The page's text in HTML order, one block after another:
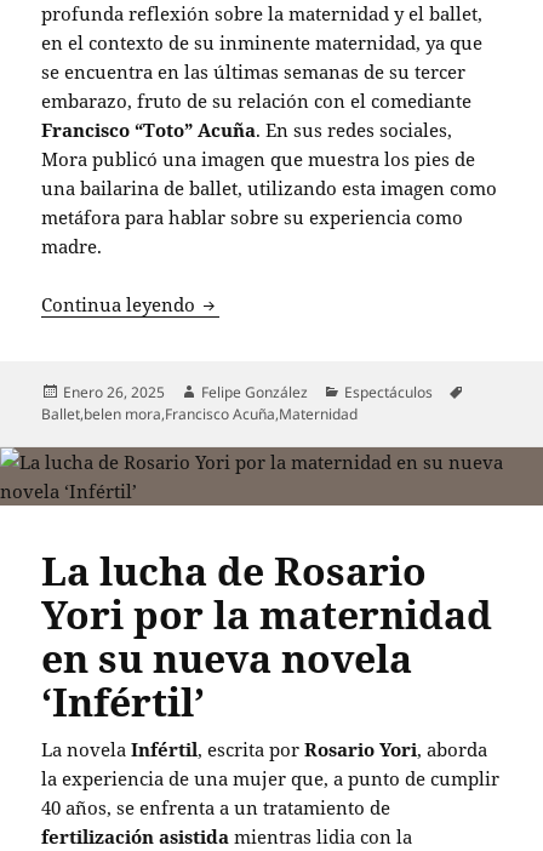
profunda reflexión sobre la maternidad y el ballet,
en el contexto de su inminente maternidad, ya que
se encuentra en las últimas semanas de su tercer
embarazo, fruto de su relación con el comediante
Francisco “Toto” Acuña. En sus redes sociales,
Mora publicó una imagen que muestra los pies de
una bailarina de ballet, utilizando esta imagen como
metáfora para hablar sobre su experiencia como
madre.
Continua leyendo Belén Mora compara la maternidad
Publicado
el
Enero 26, 2025 Autor
Felipe González Categorías
Espectáculos
Ballet,belen mora,Francisco Acuña,Maternidad
La lucha de Rosario
Yori por la maternidad
en su nueva novela
‘Infértil’
La novelaInfértil, escrita porRosario Yori, aborda
la experiencia de una mujer que, a punto de cumplir
40 años, se enfrenta a un tratamiento de
fertilización asistida mientras lidia con la